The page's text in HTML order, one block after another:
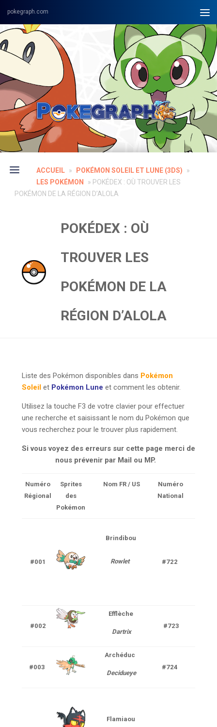
Skip to content
ACCUEIL » POKÉMON SOLEIL ET LUNE (3DS)
»
LES POKÉMON
» POKÉDEX : OÙ TROUVER LES
POKÉMON DE LA RÉGION D’ALOLA
POKÉDEX : OÙ
TROUVER LES
POKÉMON DE LA
RÉGION D’ALOLA
Liste des Pokémon disponibles dans Pokémon
Soleil et Pokémon Lune et comment les obtenir.
Utilisez la touche F3 de votre clavier pour effectuer
une recherche et saisissant le nom du Pokémon que
vous recherchez pour le trouver plus rapidement.
Si vous voyez des erreurs sur cette page merci de
nous prévenir par Mail ou MP.
Numéro
Régional
Sprites
des
Pokémon
Nom FR / US
Numéro
National
#001
Brindibou
Rowlet #722
#002
Efflèche
Dartrix
#723
#003
Archéduc
Decidueye
#724
Flamiaou